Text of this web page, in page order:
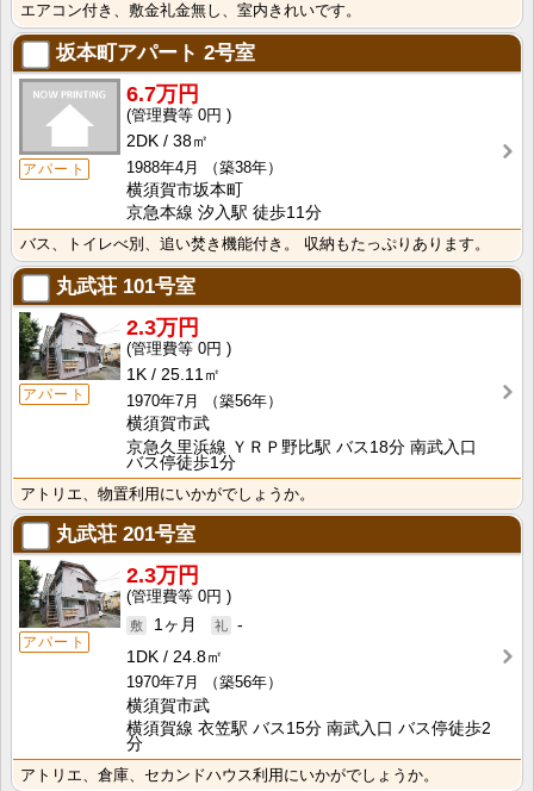
エアコン付き、敷金礼金無し、室内きれいです。
坂本町アパート 2号室
アパート
6.7万円
0円
2DK
38㎡
1988年4月
（築38年）
横須賀市坂本町
京急本線 汐入駅 徒歩11分
バス、トイレべ別、追い焚き機能付き。 収納もたっぷりあります。
丸武荘 101号室
アパート
2.3万円
0円
1K
25.11㎡
1970年7月
（築56年）
横須賀市武
京急久里浜線 ＹＲＰ野比駅 バス18分 南武入口
バス停徒歩1分
アトリエ、物置利用にいかがでしょうか。
丸武荘 201号室
アパート
2.3万円
0円
1ヶ月
-
1DK
24.8㎡
1970年7月
（築56年）
横須賀市武
横須賀線 衣笠駅 バス15分 南武入口 バス停徒歩2
分
アトリエ、倉庫、セカンドハウス利用にいかがでしょうか。